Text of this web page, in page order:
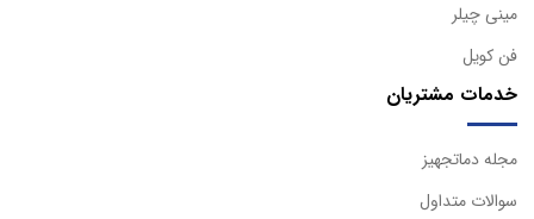
مینی چیلر
فن کویل
خدمات مشتریان
مجله دماتجهیز
سوالات متداول